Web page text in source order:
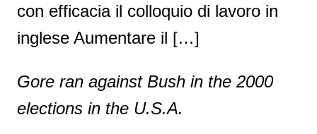
con efficacia il colloquio di lavoro in
inglese Aumentare il […]
Gore ran against Bush in the 2000
elections in the U.S.A.